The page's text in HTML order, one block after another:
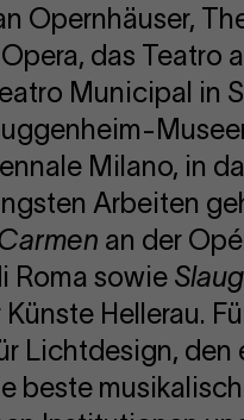
Opernhäuser,
das Teatro
Municipal in
Milano, in
Arbeiten
an der
Roma sowie
Hellerau.
Lichtdesign,
beste